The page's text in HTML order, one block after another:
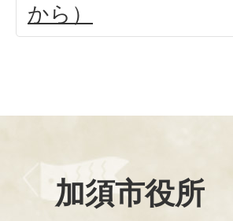
から）
加須市役所